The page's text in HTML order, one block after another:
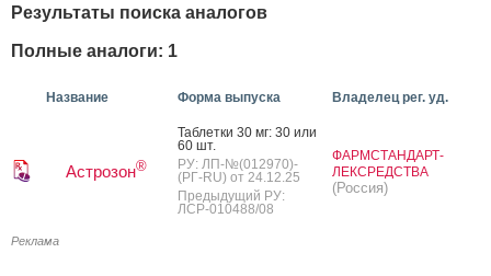
Результаты поиска аналогов
Полные аналоги: 1
Название Форма выпуска Владелец рег. уд.
Астрозон®
Таб­летки 30 мг: 30 или
60 шт.
РУ: ЛП-№(012970)-
(РГ-RU) от 24.12.25
Предыдущий РУ:
ЛСР-010488/08
ФАРМСТАНДАРТ-
ЛЕКСРЕДСТВА
(Россия)
Реклама